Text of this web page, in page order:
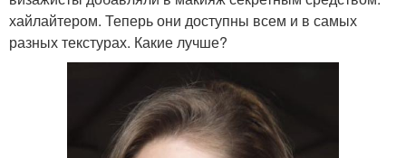
хайлайтером. Теперь они доступны всем и в самых
разных текстурах. Какие лучше?